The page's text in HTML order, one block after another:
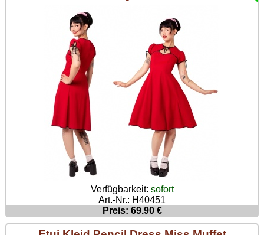
Verfügbarkeit: sofort
Art.-Nr.: H40451
Preis: 69.90 €